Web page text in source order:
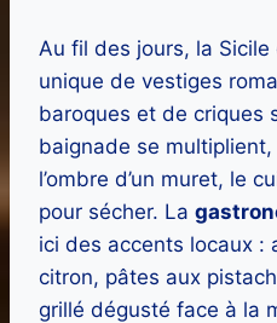
Au fil des jours, la
unique de vestiges
baroques et de criques
baignade se
l’ombre d’un muret, le
pour sécher. La
ici des accents locaux :
citron, pâtes aux
grillé dégusté face à la